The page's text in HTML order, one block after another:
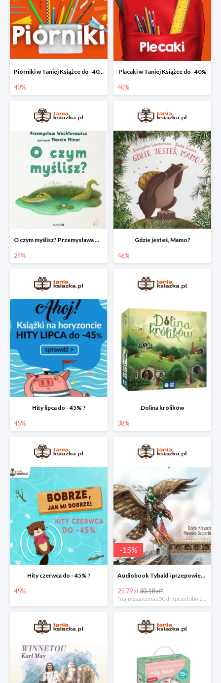
Piórniki w Taniej Książce do -40%
40%
Placaki w Taniej Książce do -40%
40%
O czym myślisz? Przemysława Wechterowicza
24%
Gdzie jesteś, Mamo?
46%
Hity lipca do - 45% ?
45%
Dolina królików
38%
Hity czerwca do - 45% ?
45%
-15%
Audiobook Tybald i przepowiednia Studni Praprzodków
25.79 zł30.18 zł*
*najniższa cena z 30 dni przed obniżką